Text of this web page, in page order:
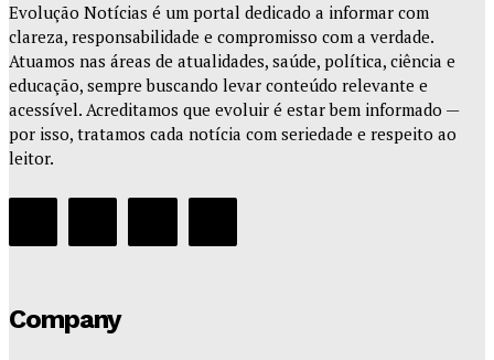
Evolução Notícias é um portal dedicado a informar com
clareza, responsabilidade e compromisso com a verdade.
Atuamos nas áreas de atualidades, saúde, política, ciência e
educação, sempre buscando levar conteúdo relevante e
acessível. Acreditamos que evoluir é estar bem informado —
por isso, tratamos cada notícia com seriedade e respeito ao
leitor.
Company